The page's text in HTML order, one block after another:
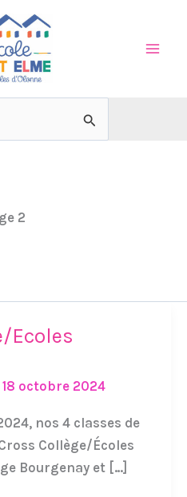
2
Ecoles
18 octobre 2024
nos 4 classes de
Collège/Écoles
Bourgenay et […]